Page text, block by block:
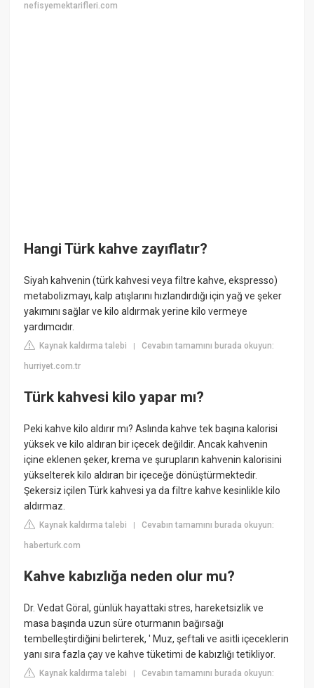
nefisyemektarifleri.com
Hangi Türk kahve zayıflatır?
Siyah kahvenin (türk kahvesi veya filtre kahve, ekspresso)
metabolizmayı, kalp atışlarını hızlandırdığı için yağ ve şeker
yakımını sağlar ve kilo aldırmak yerine kilo vermeye
yardımcıdır.
Kaynak kaldırma talebi |Cevabın tamamını burada okuyun:
hurriyet.com.tr
Türk kahvesi kilo yapar mı?
Peki kahve kilo aldırır mı? Aslında kahve tek başına kalorisi
yüksek ve kilo aldıran bir içecek değildir. Ancak kahvenin
içine eklenen şeker, krema ve şurupların kahvenin kalorisini
yükselterek kilo aldıran bir içeceğe dönüştürmektedir.
Şekersiz içilen Türk kahvesi ya da filtre kahve kesinlikle kilo
aldırmaz.
Kaynak kaldırma talebi |Cevabın tamamını burada okuyun:
haberturk.com
Kahve kabızlığa neden olur mu?
Dr. Vedat Göral, günlük hayattaki stres, hareketsizlik ve
masa başında uzun süre oturmanın bağırsağı
tembelleştirdiğini belirterek, ' Muz, şeftali ve asitli içeceklerin
yanı sıra fazla çay ve kahve tüketimi de kabızlığı tetikliyor.
Kaynak kaldırma talebi |Cevabın tamamını burada okuyun: